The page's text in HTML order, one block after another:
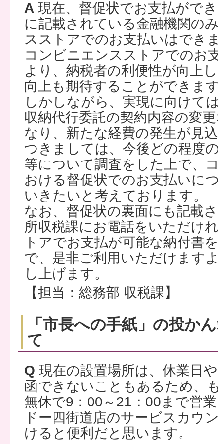
A 現在、督促状でお支払がで
に記載されている金融機関の
スストアでのお支払いはでき
コンビニエンスストアでのお
より、納税者の利便性が向上
向上も期待することができま
しかしながら、実現に向けて
収納代行委託の契約内容の変
なり、新たな経費の発生が見
つきましては、今後どの程度
等について調査をした上で、
おける督促状でのお支払いに
いきたいと考えております。
なお、督促状の裏面にも記載
所収税課にお電話をいただけ
トアでお支払が可能な納付書
で、是非ご利用いただけます
し上げます。
【担当：総務部 収税課】
「市長への手紙」の投か
て
Q 現在の設置場所は、休業日
函できないこともあるため、
無休で9：00～21：00まで営
ドー四街道店のサービスカウ
けると便利だと思います。